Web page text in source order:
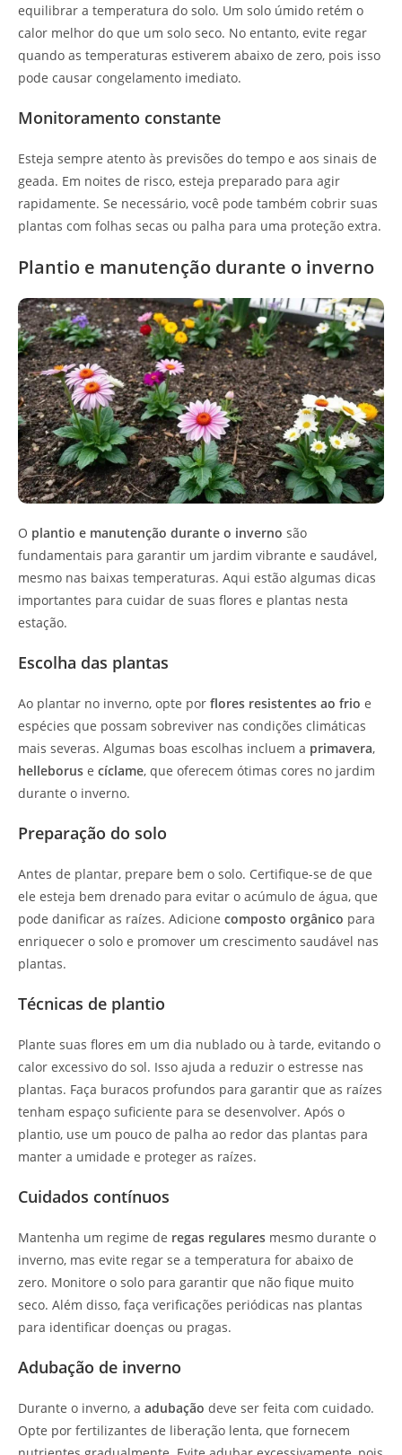
equilibrar a temperatura do solo. Um solo úmido retém o
calor melhor do que um solo seco. No entanto, evite regar
quando as temperaturas estiverem abaixo de zero, pois isso
pode causar congelamento imediato.
Monitoramento constante
Esteja sempre atento às previsões do tempo e aos sinais de
geada. Em noites de risco, esteja preparado para agir
rapidamente. Se necessário, você pode também cobrir suas
plantas com folhas secas ou palha para uma proteção extra.
Plantio e manutenção durante o inverno
O plantio e manutenção durante o inverno são
fundamentais para garantir um jardim vibrante e saudável,
mesmo nas baixas temperaturas. Aqui estão algumas dicas
importantes para cuidar de suas flores e plantas nesta
estação.
Escolha das plantas
Ao plantar no inverno, opte por flores resistentes ao frio e
espécies que possam sobreviver nas condições climáticas
mais severas. Algumas boas escolhas incluem a primavera,
helleborus e cíclame, que oferecem ótimas cores no jardim
durante o inverno.
Preparação do solo
Antes de plantar, prepare bem o solo. Certifique-se de que
ele esteja bem drenado para evitar o acúmulo de água, que
pode danificar as raízes. Adicione composto orgânico para
enriquecer o solo e promover um crescimento saudável nas
plantas.
Técnicas de plantio
Plante suas flores em um dia nublado ou à tarde, evitando o
calor excessivo do sol. Isso ajuda a reduzir o estresse nas
plantas. Faça buracos profundos para garantir que as raízes
tenham espaço suficiente para se desenvolver. Após o
plantio, use um pouco de palha ao redor das plantas para
manter a umidade e proteger as raízes.
Cuidados contínuos
Mantenha um regime de regas regulares mesmo durante o
inverno, mas evite regar se a temperatura for abaixo de
zero. Monitore o solo para garantir que não fique muito
seco. Além disso, faça verificações periódicas nas plantas
para identificar doenças ou pragas.
Adubação de inverno
Durante o inverno, a adubação deve ser feita com cuidado.
Opte por fertilizantes de liberação lenta, que fornecem